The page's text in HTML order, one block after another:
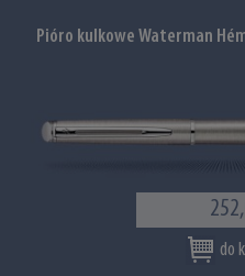
Pióro kulkowe Waterman
do